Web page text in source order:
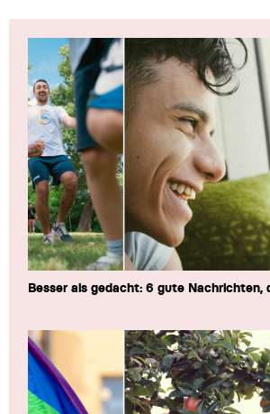
Besser als gedacht: 6 gute Nachrichten,